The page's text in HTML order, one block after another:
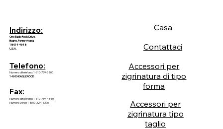
Indirizzo:
One Eagle Rock Drive.
Bagno, Pennsylvania
18014-9648
U.S.A.
Telefono:
Numero di telefono: 1-610-759-5200
1-800-EAGLEROCK
Fax:
Numero di telefono: 1-610-759-4340
Numero verde 1-800-324-5376
Casa
Contattaci
Accessori per
zigrinatura di tipo
forma
Accessori per
zigrinatura tipo
taglio